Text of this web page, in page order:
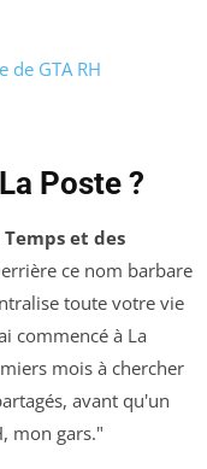
de GTA RH
Poste ?
et des
ce nom barbare
toute votre vie
commencé à La
mois à chercher
avant qu'un
mon gars."